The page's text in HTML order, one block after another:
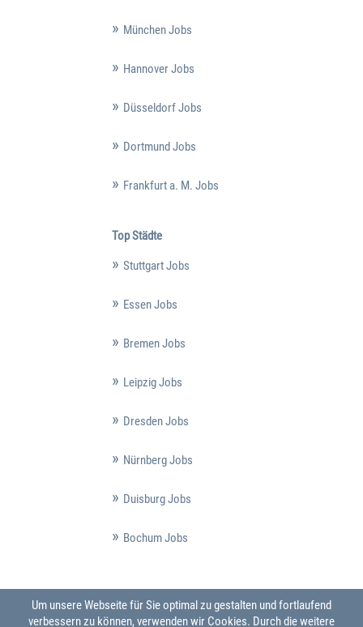
München Jobs
Hannover Jobs
Düsseldorf Jobs
Dortmund Jobs
Frankfurt a. M. Jobs
Top Städte
Stuttgart Jobs
Essen Jobs
Bremen Jobs
Leipzig Jobs
Dresden Jobs
Nürnberg Jobs
Duisburg Jobs
Bochum Jobs
Um unsere Webseite für Sie optimal zu gestalten und fortlaufend
verbessern zu können, verwenden wir Cookies. Durch die weitere